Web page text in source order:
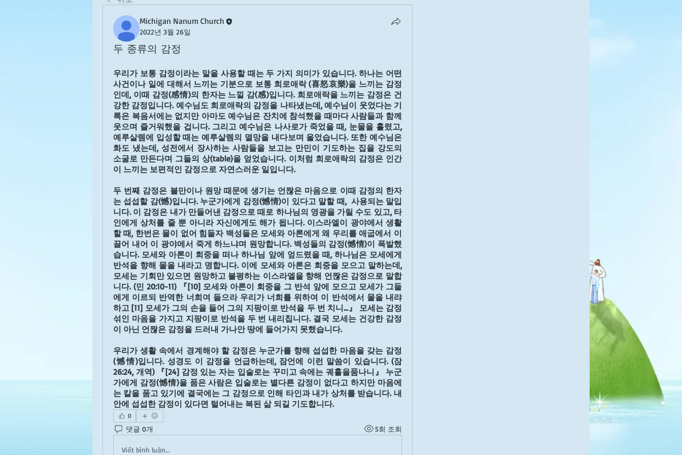
Michigan Nanum Church
2022년 3월 26일
두 종류의 감정
우리가 보통 감정이라는 말을 사용할 때는 두 가지 의미가 있습니다. 하나는 어떤
사건이나 일에 대해서 느끼는 기분으로 보통 희로애락 (喜怒哀樂)을 느끼는 감정
인데, 이때 감정(感情)의 한자는 느낄 감(感)입니다. 희로애락을 느끼는 감정은 건
강한 감정입니다. 예수님도 희로애락의 감정을 나타냈는데, 예수님이 웃었다는 기
록은 복음서에는 없지만 아마도 예수님은 잔치에 참석했을 때마다 사람들과 함께
웃으며 즐거워했을 겁니다. 그리고 예수님은 나사로가 죽었을 때, 눈물을 흘렸고,
예루살렘에 입성할 때는 예루살렘의 멸망을 내다보며 울었습니다. 또한 예수님은
화도 냈는데, 성전에서 장사하는 사람들을 보고는 만민이 기도하는 집을 강도의
소굴로 만든다며 그들의 상(table)을 엎었습니다. 이처럼 희로애락의 감정은 인간
이 느끼는 보편적인 감정으로 자연스러운 일입니다.
두 번째 감정은 불만이나 원망 때문에 생기는 언짢은 마음으로 이때 감정의 한자
는 섭섭할 감(憾)입니다. 누군가에게 감정(憾情)이 있다고 말할 때,  사용되는 말입
니다. 이 감정은 내가 만들어낸 감정으로 때로 하나님의 영광을 가릴 수도 있고, 타
인에게 상처를 줄 뿐 아니라 자신에게도 해가 됩니다. 이스라엘이 광야에서 생활
할 때, 한번은 물이 없어 힘들자 백성들은 모세와 아론에게 왜 우리를 애굽에서 이
끌어 내어 이 광야에서 죽게 하느냐며 원망합니다. 백성들의 감정(憾情)이 폭발했
습니다. 모세와 아론이 회중을 떠나 하나님 앞에 엎드렸을 때, 하나님은 모세에게
반석을 향해 물을 내라고 명합니다. 이에 모세와 아론은 회중을 모으고 말하는데,
모세는 기회만 있으면 원망하고 불평하는 이스라엘을 향해 언짢은 감정으로 말합
니다. (민 20:10-11) 『[10] 모세와 아론이 회중을 그 반석 앞에 모으고 모세가 그들
에게 이르되 반역한 너희여 들으라 우리가 너희를 위하여 이 반석에서 물을 내랴
하고 [11] 모세가 그의 손을 들어 그의 지팡이로 반석을 두 번 치니…』 모세는 감정
섞인 마음을 가지고 지팡이로 반석을 두 번 내리칩니다. 결국 모세는 건강한 감정
이 아닌 언짢은 감정을 드러내 가나안 땅에 들어가지 못했습니다.
우리가 생활 속에서 경계해야 할 감정은 누군가를 향해 섭섭한 마음을 갖는 감정
(憾情)입니다. 성경도 이 감정을 언급하는데, 잠언에 이런 말씀이 있습니다. (잠
26:24, 개역) 『[24] 감정 있는 자는 입술로는 꾸미고 속에는 궤휼을품나니』 누군
가에게 감정(憾情)을 품은 사람은 입술로는 별다른 감정이 없다고 하지만 마음에
는 칼을 품고 있기에 결국에는 그 감정으로 인해 타인과 내가 상처를 받습니다. 내
안에 섭섭한 감정이 있다면 털어내는 복된 삶 되길 기도합니다.
0
댓글 0개 5회 조회
Viết bình luận...